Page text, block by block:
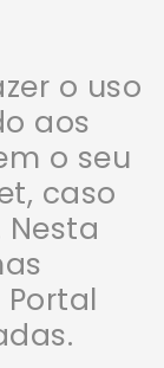
o uso
aos
o seu
caso